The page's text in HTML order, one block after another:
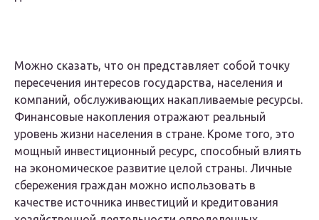
Можно сказать, что он представляет собой точку
пересечения интересов государства, населения и
компаний, обслуживающих накапливаемые ресурсы.
Финансовые накопления отражают реальный
уровень жизни населения в стране. Кроме того, это
мощный инвестиционный ресурс, способный влиять
на экономическое развитие целой страны. Личные
сбережения граждан можно использовать в
качестве источника инвестиций и кредитования